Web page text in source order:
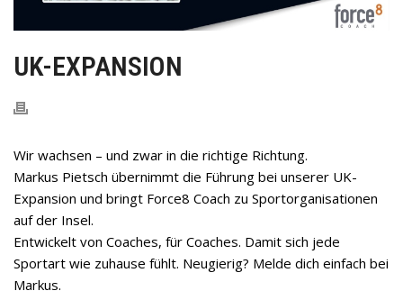
UK-EXPANSION
Wir wachsen – und zwar in die richtige Richtung.
Markus Pietsch übernimmt die Führung bei unserer UK-
Expansion und bringt Force8 Coach zu Sportorganisationen
auf der Insel.
Entwickelt von Coaches, für Coaches. Damit sich jede
Sportart wie zuhause fühlt. Neugierig? Melde dich einfach bei
Markus.